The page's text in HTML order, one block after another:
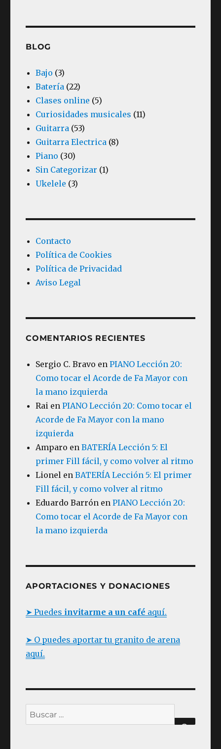
BLOG
Bajo (3)
Batería (22)
Clases online (5)
Curiosidades musicales (11)
Guitarra (53)
Guitarra Electrica (8)
Piano (30)
Sin Categorizar (1)
Ukelele (3)
Contacto
Política de Cookies
Política de Privacidad
Aviso Legal
COMENTARIOS RECIENTES
Sergio C. Bravo enPIANO Lección 20:
Como tocar el Acorde de Fa Mayor con
la mano izquierda
Rai enPIANO Lección 20: Como tocar el
Acorde de Fa Mayor con la mano
izquierda
Amparo enBATERÍA Lección 5: El
primer Fill fácil, y como volver al ritmo
Lionel enBATERÍA Lección 5: El primer
Fill fácil, y como volver al ritmo
Eduardo Barrón enPIANO Lección 20:
Como tocar el Acorde de Fa Mayor con
la mano izquierda
APORTACIONES Y DONACIONES
➤ Puedes invitarme a un café aquí.
➤ O puedes aportar tu granito de arena
aquí.
Buscar
por: